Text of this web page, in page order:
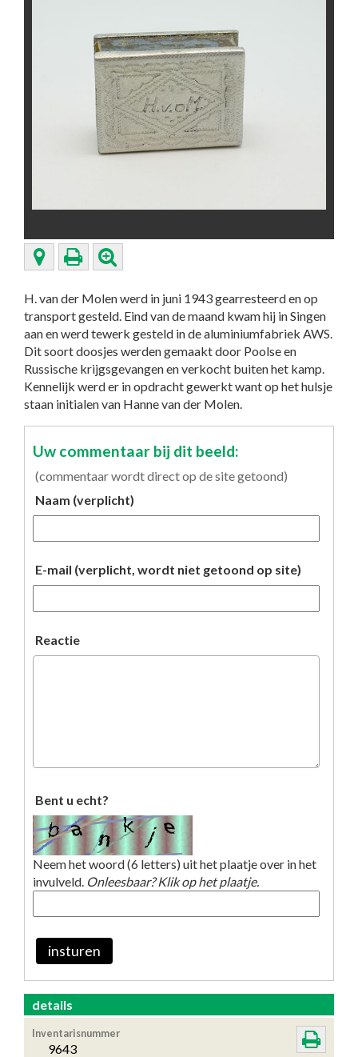
H. van der Molen werd in juni 1943 gearresteerd en op
transport gesteld. Eind van de maand kwam hij in Singen
aan en werd tewerk gesteld in de aluminiumfabriek AWS.
Dit soort doosjes werden gemaakt door Poolse en
Russische krijgsgevangen en verkocht buiten het kamp.
Kennelijk werd er in opdracht gewerkt want op het hulsje
staan initialen van Hanne van der Molen.
Uw commentaar bij dit beeld:
(commentaar wordt direct op de site getoond)
Naam (verplicht)
E-mail (verplicht, wordt niet getoond op site)
Reactie
Bent u echt?
Neem het woord (6 letters) uit het plaatje over in het
invulveld. Onleesbaar? Klik op het plaatje.
insturen
details
Inventarisnummer
9643